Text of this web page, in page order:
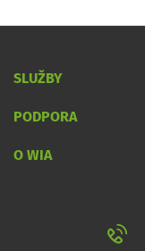
SLUŽBY
PODPORA
O WIA